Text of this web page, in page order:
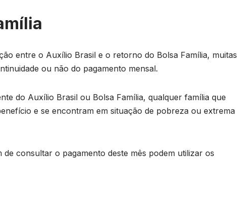
entre o Auxílio Brasil e o retorno do Bolsa Família, muitas
ou não do pagamento mensal.
do Auxílio Brasil ou Bolsa Família, qualquer família que
e se encontram em situação de pobreza ou extrema
de consultar o pagamento deste mês podem utilizar os